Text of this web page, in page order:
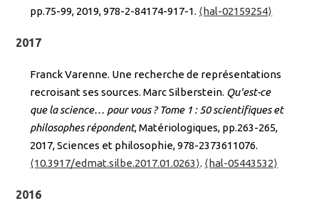
pp.75-99, 2019, 978-2-84174-917-1. ⟨hal-02159254⟩
2017
Franck Varenne. Une recherche de représentations
recroisant ses sources. Marc Silberstein. Qu'est-ce
que la science… pour vous ? Tome 1 : 50 scientifiques et
philosophes répondent, Matériologiques, pp.263-265,
2017, Sciences et philosophie, 978-2373611076.
⟨10.3917/edmat.silbe.2017.01.0263⟩. ⟨hal-05443532⟩
2016